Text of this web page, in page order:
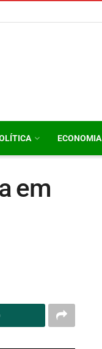
ECONOMIA
em